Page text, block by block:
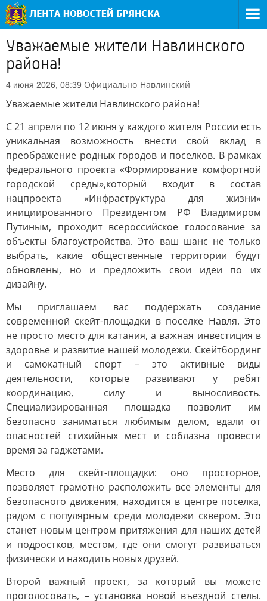
Уважаемые жители Навлинского
района!
4 июня 2026, 08:39 Официально Навлинский
Уважаемые жители Навлинского района!
С 21 апреля по 12 июня у каждого жителя России есть
уникальная возможность внести свой вклад в
преображение родных городов и поселков. В рамках
федерального проекта «Формирование комфортной
городской среды»,который входит в состав
нацпроекта «Инфраструктура для жизни»
инициированного Президентом РФ Владимиром
Путиным, проходит всероссийское голосование за
объекты благоустройства. Это ваш шанс не только
выбрать, какие общественные территории будут
обновлены, но и предложить свои идеи по их
дизайну.
Мы приглашаем вас поддержать создание
современной скейт-площадки в поселке Навля. Это
не просто место для катания, а важная инвестиция в
здоровье и развитие нашей молодежи. Скейтбординг
и самокатный спорт – это активные виды
деятельности, которые развивают у ребят
координацию, силу и выносливость.
Специализированная площадка позволит им
безопасно заниматься любимым делом, вдали от
опасностей стихийных мест и соблазна провести
время за гаджетами.
Место для скейт-площадки: оно просторное,
позволяет грамотно расположить все элементы для
безопасного движения, находится в центре поселка,
рядом с популярным среди молодежи сквером. Это
станет новым центром притяжения для наших детей
и подростков, местом, где они смогут развиваться
физически и находить новых друзей.
Второй важный проект, за который вы можете
проголосовать, – установка новой въездной стелы.